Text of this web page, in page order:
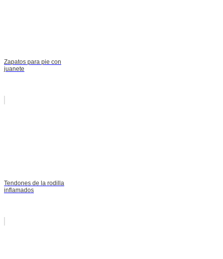
Zapatos para pie con
juanete
Tendones de la rodilla
inflamados